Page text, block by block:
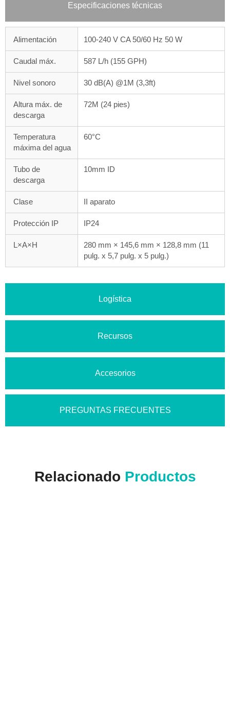
Especificaciones técnicas
Logística
Recursos
Accesorios
PREGUNTAS FRECUENTES
Alimentación 100-240 V CA 50/60 Hz 50 W
Caudal máx. 587 L/h (155 GPH)
Nivel sonoro 30 dB(A) @1M (3,3ft)
Altura máx. de
descarga
72M (24 pies)
Temperatura
máxima del agua
60°C
Tubo de
descarga
10mm ID
Clase II aparato
Protección IP IP24
L×A×H
280 mm × 145,6 mm × 128,8 mm (11
pulg. x 5,7 pulg. x 5 pulg.)
Relacionado Productos